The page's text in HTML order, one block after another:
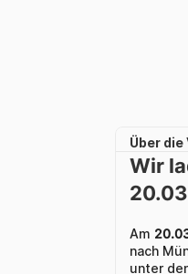
Über
Wir
Am
nach
unter